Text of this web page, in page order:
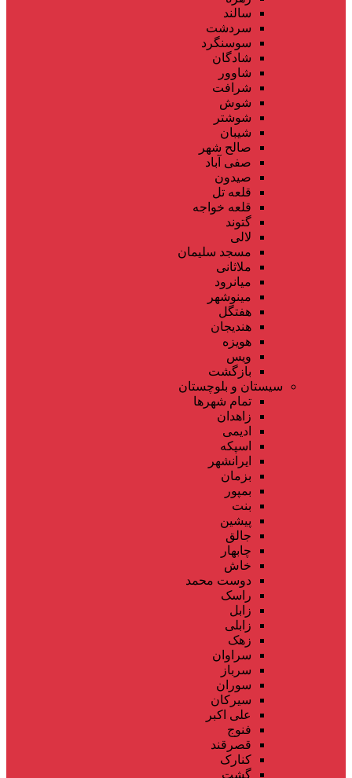
سالند
سردشت
سوسنگرد
شادگان
شاوور
شرافت
شوش
شوشتر
شیبان
صالح شهر
صفی آباد
صیدون
قلعه تل
قلعه خواجه
گتوند
لالی
مسجد سلیمان
ملاثانی
میانرود
مینوشهر
هفتگل
هندیجان
هویزه
ویس
بازگشت
سیستان و بلوچستان
تمام شهر‌ها
زاهدان
ادیمی
اسپکه
ایرانشهر
بزمان
بمپور
بنت
پیشین
جالق
چابهار
خاش
دوست محمد
راسک
زابل
زابلی
زهک
سراوان
سرباز
سوران
سیرکان
علی اکبر
فنوج
قصرقند
کنارک
گشت